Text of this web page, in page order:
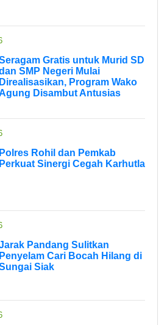
Gratis untuk Murid SD
SMP Negeri Mulai
Direalisasikan, Program Wako
Disambut Antusias
Polres Rohil dan Pemkab
Perkuat Sinergi Cegah Karhutla
Pandang Sulitkan
Penyelam Cari Bocah Hilang di
Siak